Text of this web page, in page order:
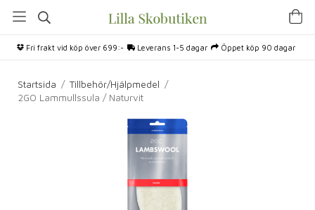
Fri frakt vid köp över 699:- Leverans 1-5 dagar Öppet köp 90 dagar
Startsida / Tillbehör/Hjälpmedel /
2GO Lammullssula / Naturvit